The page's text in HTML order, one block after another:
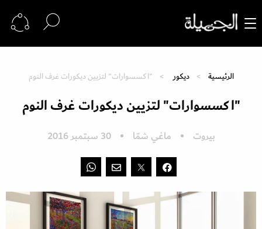
الرئيسية ديكور "اكسسوارات" لتزيين ديكورات غرف النوم
"اكسسوارات" لتزيين ديكورات غرف النوم
بيروت ماغي شمّا 30 سبتمبر 2016